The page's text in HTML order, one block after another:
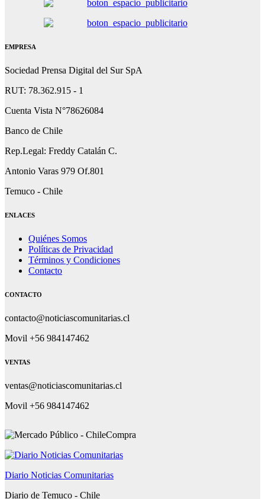
EMPRESA
Sociedad Prensa Digital del Sur SpA
RUT: 78.362.915 - 1
Cuenta Vista N°78626084
Banco de Chile
Rep.Legal: Freddy Catalán C.
Antonio Varas 979 Of.801
Temuco - Chile
ENLACES
Quiénes Somos
Políticas de Privacidad
Términos y Condiciones
Contacto
CONTACTO
contacto@noticiascomunitarias.cl
Movil +56 984147462
VENTAS
ventas@noticiascomunitarias.cl
Movil +56 984147462
Diario Noticias Comunitarias
Diario de Temuco - Chile